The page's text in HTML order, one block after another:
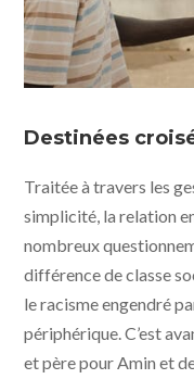
Destinées
Traitée à travers les
simplicité, la relation
nombreux
différence de classe
le racisme engendré
périphérique. C’est
et père pour Amin et